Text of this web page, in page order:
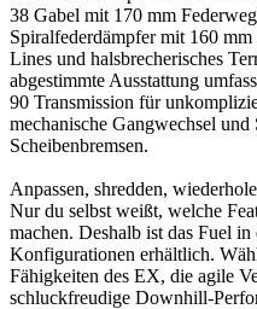
38 Gabel mit 170 mm
Spiralfederdämpfer mit 160
Lines und halsbrecherisches
abgestimmte Ausstattung
90 Transmission für
mechanische Gangwechsel
Scheibenbremsen.
Anpassen, shredden,
Nur du selbst weißt, welche
machen. Deshalb ist das Fuel
Konfigurationen erhältlich.
Fähigkeiten des EX, die agile
schluckfreudige Downhill-